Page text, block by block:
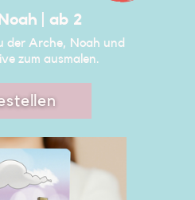
| ab​ 2
der Arche, Noah und
zum ausmalen.